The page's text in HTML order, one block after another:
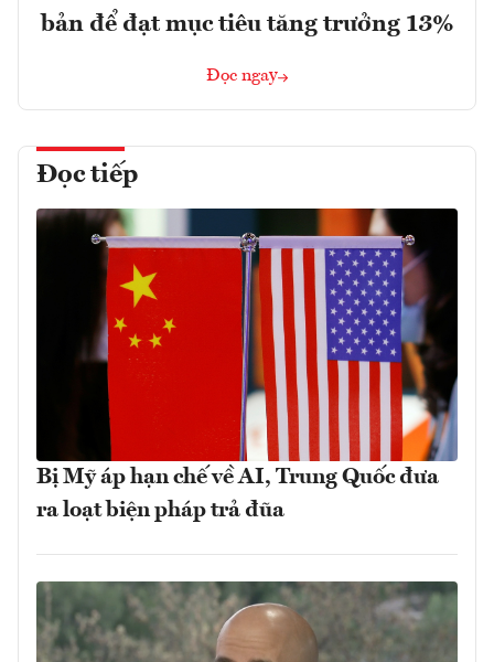
bản để đạt mục tiêu tăng trưởng 13%
Đọc ngay
Đọc tiếp
Bị Mỹ áp hạn chế về AI, Trung Quốc đưa
ra loạt biện pháp trả đũa